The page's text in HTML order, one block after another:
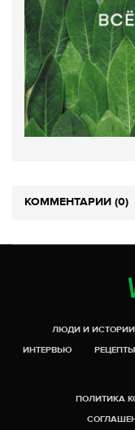
КОММЕНТАРИИ (0)
ЛЮДИ И ИСТОРИИ
ИНТЕРВЬЮ
РЕЦЕПТЫ
ПОЛИТИКА